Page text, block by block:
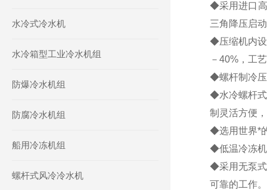
水冷式冷水机
水冷箱型工业冷水机组
防爆冷水机组
防腐冷水机组
船用冷冻机组
螺杆式风冷冷水机
◆采用进口
三角降压启
◆压缩机内
－ 40%，工
◆螺杆制冷
◆水冷螺杆
制灵活方便
◆选用世界*
◆低温冷冻
◆采用无泵
可靠的工作。